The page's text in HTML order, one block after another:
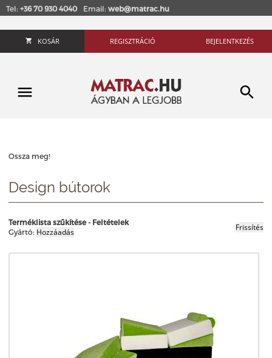
Tel: +36 70 930 4040 Email: web@matrac.hu
KOSÁR REGISZTRÁCIÓ BEJELENTKEZÉS
Ossza meg!
Design bútorok
Terméklista szűkítése - Feltételek
Gyártó: